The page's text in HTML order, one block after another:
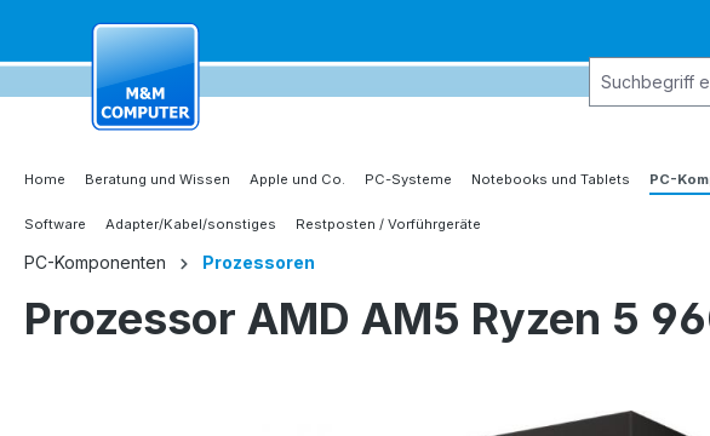
Zur Hauptnavigation springen
Home Beratung und Wissen Apple und Co. PC-Systeme Notebooks und Tablets PC-
Software Adapter/Kabel/sonstiges Restposten / Vorführgeräte
PC-Komponenten Prozessoren
Prozessor AMD AM5 Ryzen 5